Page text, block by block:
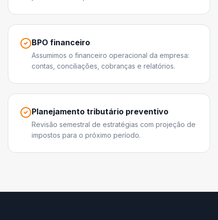
BPO financeiro
Assumimos o financeiro operacional da empresa:
contas, conciliações, cobranças e relatórios.
Planejamento tributário preventivo
Revisão semestral de estratégias com projeção de
impostos para o próximo período.